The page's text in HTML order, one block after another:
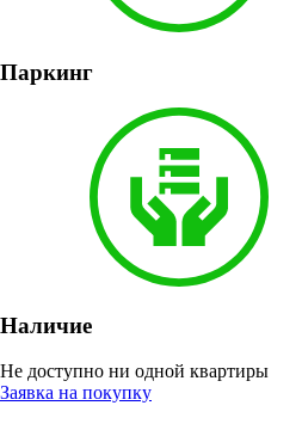
Паркинг
Наличие
Не доступно ни одной квартиры
Заявка на покупку